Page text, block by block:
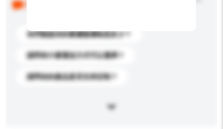
你們能提供的最優惠價格是多少？
請問有什麼運送方式可以選擇？
請問你的產品是否支持定制？